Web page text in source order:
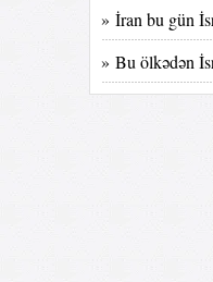
» İran bu gün
» Bu ölkədən